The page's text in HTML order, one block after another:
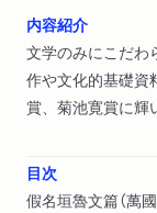
内容紹介
文学のみにこだわ
作や文化的基礎資
賞、菊池寛賞に輝
目次
假名垣魯文篇（萬